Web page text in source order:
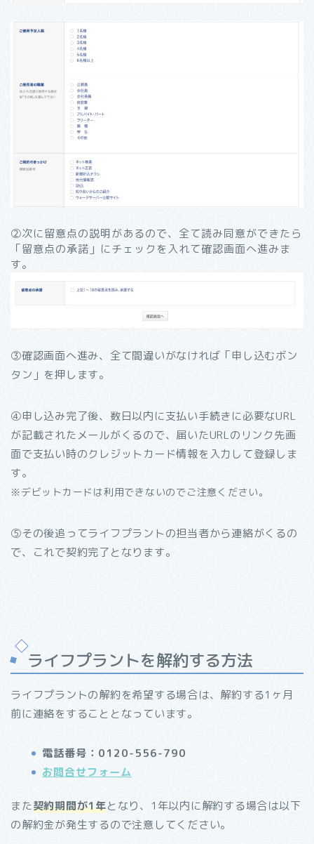
②次に留意点の説明があるので、全て読み同意ができたら
「留意点の承諾」にチェックを入れて確認画面へ進みま
す。
③確認画面へ進み、全て間違いがなければ「申し込むボン
タン」を押します。
④申し込み完了後、数日以内に支払い手続きに必要なURL
が記載されたメールがくるので、届いたURLのリンク先画
面で支払い時のクレジットカード情報を入力して登録しま
す。
※デビットカードは利用できないのでご注意ください。
⑤その後追ってライフプラントの担当者から連絡がくるの
で、これで契約完了となります。
ライフプラントを解約する方法
ライフプラントの解約を希望する場合は、解約する1ヶ月
前に連絡をすることとなっています。
電話番号：0120-556-790
お問合せフォーム
また契約期間が1年となり、1年以内に解約する場合は以下
の解約金が発生するので注意してください。